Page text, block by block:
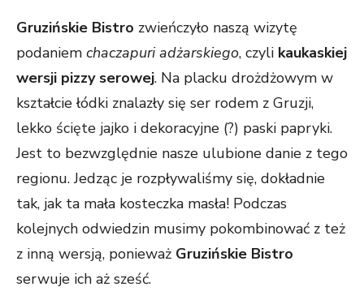
Gruzińskie Bistro zwieńczyło naszą wizytę
podaniem chaczapuri adżarskiego, czyli kaukaskiej
wersji pizzy serowej. Na placku drożdżowym w
kształcie łódki znalazły się ser rodem z Gruzji,
lekko ścięte jajko i dekoracyjne (?) paski papryki.
Jest to bezwzględnie nasze ulubione danie z tego
regionu. Jedząc je rozpływaliśmy się, dokładnie
tak, jak ta mała kosteczka masła! Podczas
kolejnych odwiedzin musimy pokombinować z też
z inną wersją, ponieważ Gruzińskie Bistro
serwuje ich aż sześć.